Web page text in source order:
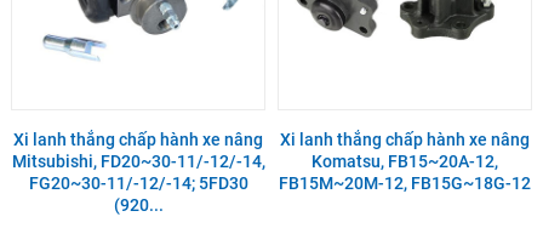
Xi lanh thắng chấp hành xe nâng
Mitsubishi, FD20~30-11/-12/-14,
FG20~30-11/-12/-14; 5FD30
(920...
Xi lanh thắng chấp hành xe nâng
Komatsu, FB15~20A-12,
FB15M~20M-12, FB15G~18G-12